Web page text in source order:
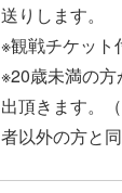
送りします。
※観戦チケット
※20歳未満の
出頂きます。
者以外の方と